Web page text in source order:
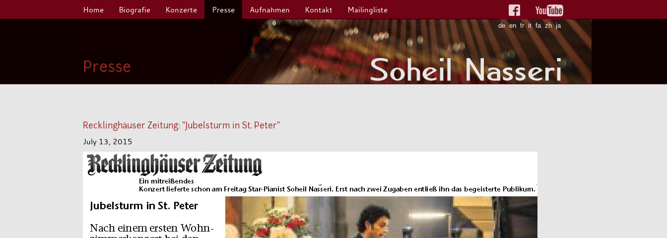
Home Biografie Konzerte Presse Aufnahmen Kontakt Mailingliste
Presse
de en fr it fa zh ja
Recklinghäuser Zeitung: "Jubelsturm in St. Peter"
July 13, 2015